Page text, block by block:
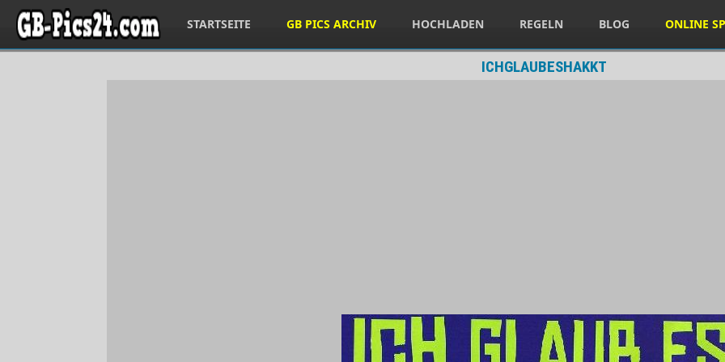
STARTSEITE GB PICS ARCHIV HOCHLADEN REGELN BLOG ONLINE
ICHGLAUBESHAKKT